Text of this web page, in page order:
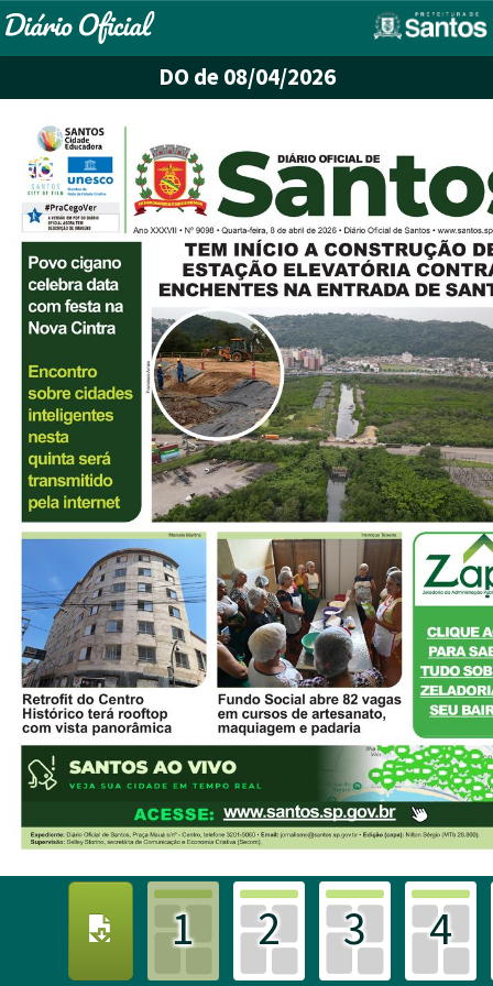
DOde 08/04/2026
1 2 3 4